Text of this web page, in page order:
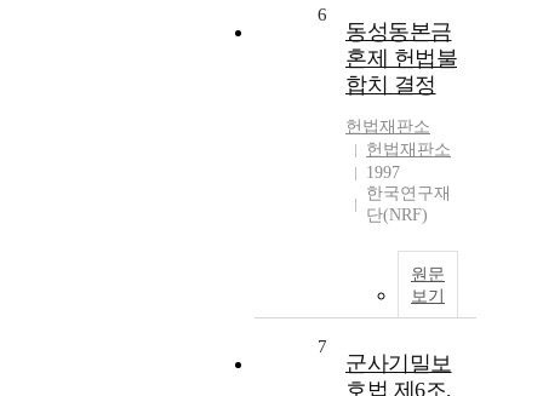
6
동성동본금
혼제 헌법불
합치 결정
헌법재판소
헌법재판소
1997
한국연구재
단(NRF)
원문
보기
7
군사기밀보
호법 제6조,